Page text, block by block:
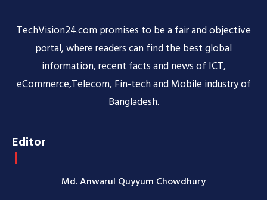
TechVision24.com promises to be a fair and objective
portal, where readers can find the best global
information, recent facts and news of ICT,
eCommerce,Telecom, Fin-tech and Mobile industry of
Bangladesh.
Editor
Md. Anwarul Quyyum Chowdhury